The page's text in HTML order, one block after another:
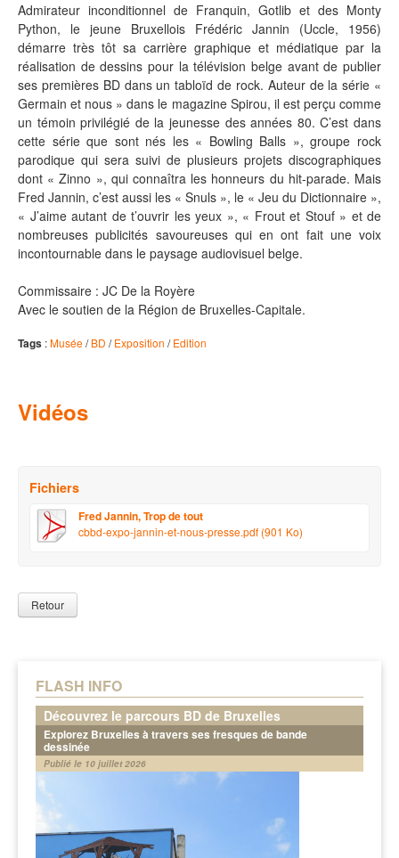
FLASH INFO
Découvrez le parcours BD de Bruxelles
Explorez Bruxelles à travers ses fresques de bande
dessinée
Publié le 10 juillet 2026
Admirateur inconditionnel de Franquin, Gotlib et des Monty
Python, le jeune Bruxellois Frédéric Jannin (Uccle, 1956)
démarre très tôt sa carrière graphique et médiatique par la
réalisation de dessins pour la télévision belge avant de publier
ses premières BD dans un tabloïd de rock. Auteur de la série «
Germain et nous » dans le magazine Spirou, il est perçu comme
un témoin privilégié de la jeunesse des années 80. C’est dans
cette série que sont nés les « Bowling Balls », groupe rock
parodique qui sera suivi de plusieurs projets discographiques
dont « Zinno », qui connaîtra les honneurs du hit-parade. Mais
Fred Jannin, c’est aussi les « Snuls », le « Jeu du Dictionnaire »,
« J’aime autant de t’ouvrir les yeux », « Frout et Stouf » et de
nombreuses publicités savoureuses qui en ont fait une voix
incontournable dans le paysage audiovisuel belge.
Commissaire : JC De la Royère
Avec le soutien de la Région de Bruxelles-Capitale.
Tags :Musée/BD /Exposition /Edition
Vidéos
Fichiers
Fred Jannin, Trop de tout
cbbd-expo-jannin-et-nous-presse.pdf (901 Ko)
Retour